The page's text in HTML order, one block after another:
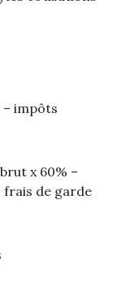
– impôts
x 60% –
frais de garde